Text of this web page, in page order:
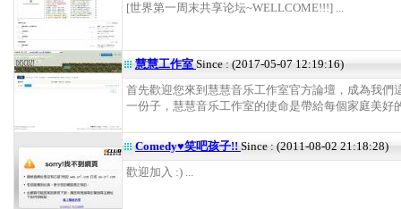
[世界第一周末共享论坛~WELLCOME!!!] ...
慧慧工作室 Since : (2017-05-07 12:19:16)
首先歡迎您來到慧慧音乐工作室官方論壇，成為我們
一份子，慧慧音乐工作室的使命是帶給每個家庭美好
Comedy♥笑吧孩子!! Since : (2011-08-02 21:18:28)
歡迎加入 :) ...